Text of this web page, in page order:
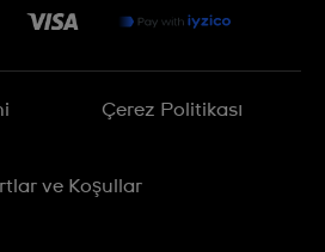
Çerez Politikası
ve Koşullar